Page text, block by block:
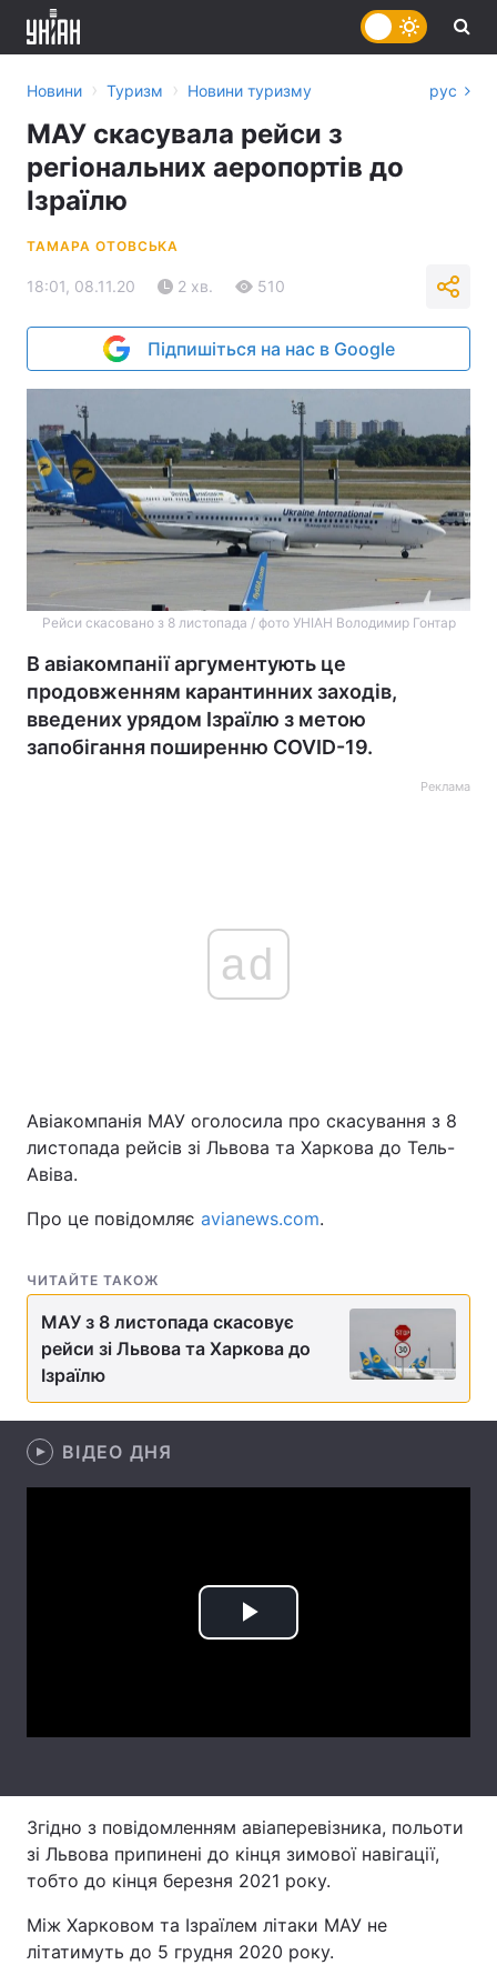
Політика
Економіка
Техно і зв'язок
Зброя Інциденти
Здоров'я
Статті
Думки
Контакти
Послуги
Новини › Туризм › Новини туризму рус
МАУ скасувала рейси з
регіональних аеропортів до
Ізраїлю
ТАМАРА ОТОВСЬКА
18:01, 08.11.20 2 хв. 510
Підпишіться на нас в Google
Рейси скасовано з 8 листопада / фото УНІАН Володимир Гонтар
В авіакомпанії аргументують це
продовженням карантинних заходів,
введених урядом Ізраїлю з метою
запобігання поширенню COVID-19.
Реклама
ad
Авіакомпанія МАУ оголосила про скасування з 8
листопада рейсів зі Львова та Харкова до Тель-
Авіва.
Про це повідомляє avianews.com.
ЧИТАЙТЕ ТАКОЖ
МАУ з 8 листопада скасовує
рейси зі Львова та Харкова до
Ізраїлю
ВІДЕО ДНЯ
Play
Згідно з повідомленням авіаперевізника, польоти
зі Львова припинені до кінця зимової навігації,
тобто до кінця березня 2021 року.
Між Харковом та Ізраїлем літаки МАУ не
літатимуть до 5 грудня 2020 року.